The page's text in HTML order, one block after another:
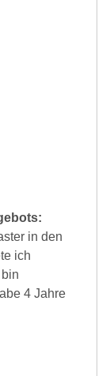
in den
ich
4 Jahre